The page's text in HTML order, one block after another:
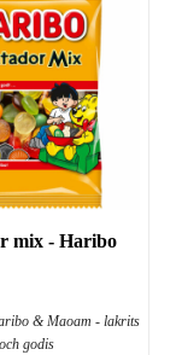
mix - Haribo
& Maoam - lakrits
och godis